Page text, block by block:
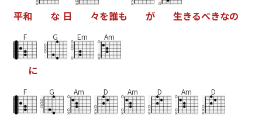
平和 な 日 々を誰も が 生きるべきなの
F
に
G Em Am
F G Am D Am D Am D